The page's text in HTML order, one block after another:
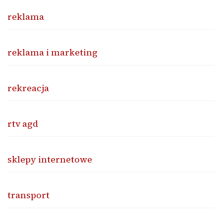
reklama
reklama i marketing
rekreacja
rtv agd
sklepy internetowe
transport